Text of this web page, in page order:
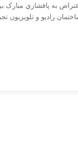
به پافشاري مبارک
راديو و تلويزيون